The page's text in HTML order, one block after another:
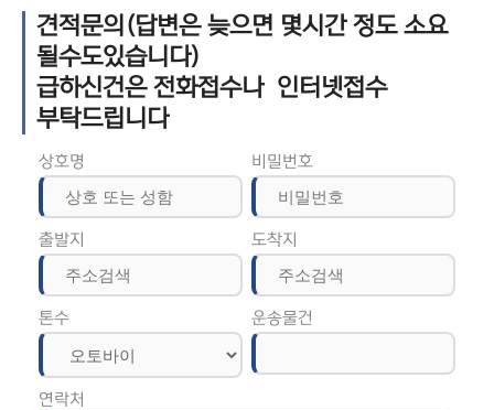
견적문의(답변은 늦으면 몇시간 정도 소요
될수도있습니다)
급하신건은 전화접수나 인터넷접수
부탁드립니다
상호명 비밀번호
출발지 도착지
톤수 운송물건
연락처